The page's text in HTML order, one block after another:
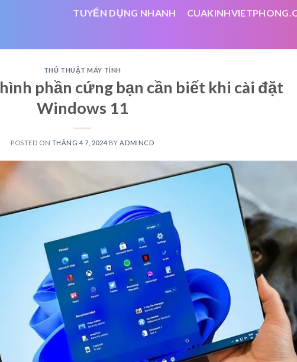
TUYỂN DỤNG NHANH
THỦ THUẬT MÁY TÍNH
phần cứng bạn cần biết khi cài đặt
Windows 11
POSTED ON THÁNG 4 7, 2024 BY ADMINCD